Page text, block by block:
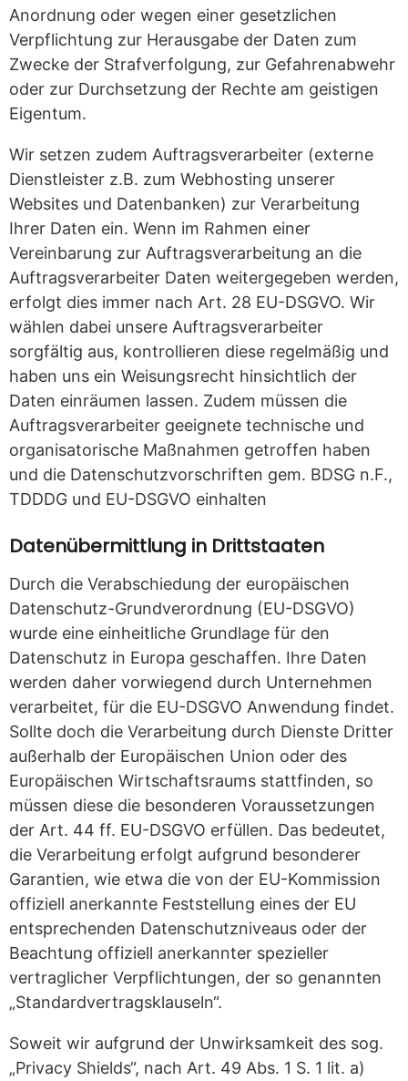
Anordnung oder wegen einer gesetzlichen
Verpflichtung zur Herausgabe der Daten zum
Zwecke der Strafverfolgung, zur Gefahrenabwehr
oder zur Durchsetzung der Rechte am geistigen
Eigentum.
Wir setzen zudem Auftragsverarbeiter (externe
Dienstleister z.B. zum Webhosting unserer
Websites und Datenbanken) zur Verarbeitung
Ihrer Daten ein. Wenn im Rahmen einer
Vereinbarung zur Auftragsverarbeitung an die
Auftragsverarbeiter Daten weitergegeben werden,
erfolgt dies immer nach Art. 28 EU-DSGVO. Wir
wählen dabei unsere Auftragsverarbeiter
sorgfältig aus, kontrollieren diese regelmäßig und
haben uns ein Weisungsrecht hinsichtlich der
Daten einräumen lassen. Zudem müssen die
Auftragsverarbeiter geeignete technische und
organisatorische Maßnahmen getroffen haben
und die Datenschutzvorschriften gem. BDSG n.F.,
TDDDG und EU-DSGVO einhalten
Datenübermittlung in Drittstaaten
Durch die Verabschiedung der europäischen
Datenschutz-Grundverordnung (EU-DSGVO)
wurde eine einheitliche Grundlage für den
Datenschutz in Europa geschaffen. Ihre Daten
werden daher vorwiegend durch Unternehmen
verarbeitet, für die EU-DSGVO Anwendung findet.
Sollte doch die Verarbeitung durch Dienste Dritter
außerhalb der Europäischen Union oder des
Europäischen Wirtschaftsraums stattfinden, so
müssen diese die besonderen Voraussetzungen
der Art. 44 ff. EU-DSGVO erfüllen. Das bedeutet,
die Verarbeitung erfolgt aufgrund besonderer
Garantien, wie etwa die von der EU-Kommission
offiziell anerkannte Feststellung eines der EU
entsprechenden Datenschutzniveaus oder der
Beachtung offiziell anerkannter spezieller
vertraglicher Verpflichtungen, der so genannten
„Standardvertragsklauseln“.
Soweit wir aufgrund der Unwirksamkeit des sog.
„Privacy Shields“, nach Art. 49 Abs. 1 S. 1 lit. a)